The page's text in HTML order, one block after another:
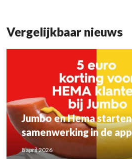
Vergelijkbaar nieuws
Jumbo en Hema starten
samenwerking in de app
8 april 2026